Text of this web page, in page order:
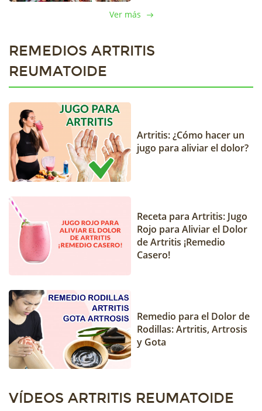
Ver más
REMEDIOS ARTRITIS
REUMATOIDE
Artritis: ¿Cómo hacer un
jugo para aliviar el dolor?
Receta para Artritis: Jugo
Rojo para Aliviar el Dolor
de Artritis ¡Remedio
Casero!
Remedio para el Dolor de
Rodillas: Artritis, Artrosis
y Gota
VÍDEOS ARTRITIS REUMATOIDE